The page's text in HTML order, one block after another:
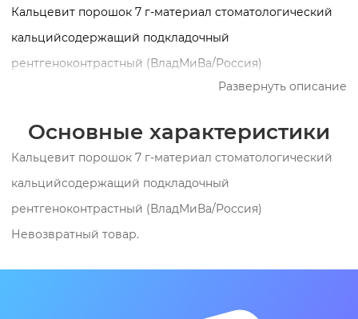
Кальцевит порошок 7 г-материал стоматологический
кальцийсодержащий подкладочный
рентгеноконтрастный (ВладМиВа/Россия)
Применяется: в качестве постоянной пломбы для
антисептической внутриканальной повязки при
лечении пациента в два посещения; в качестве
бактерицидной повязки для дезинфекции корневых
каналов в процессе лечения необратимого воспаления
и некроза пульпы; в качестве временной пломбы,
дезинфицирующей корневые каналы и
Развернуть описание
Основные характеристики
Кальцевит порошок 7 г-материал стоматологический
кальцийсодержащий подкладочный
рентгеноконтрастный (ВладМиВа/Россия)
Невозвратный товар.